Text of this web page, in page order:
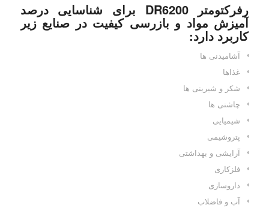
رفرکتومتر DR6200 برای شناسایی درصد
آمیزش مواد و بازرسی کیفیت در صنایع زیر
کاربرد دارد:
آشامیدنی ها
غذاها
شکر و شیرینی ها
چاشنی ها
شیمیایی
پتروشیمی
آرایشی و بهداشتی
فلزکاری
داروسازی
آب و فاضلاب